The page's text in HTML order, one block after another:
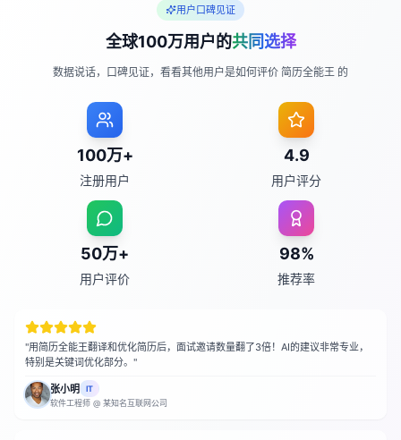
用户口碑见证
全球100万用户的共同选择
数据说话，口碑见证，看看其他用户是如何评价 简历全能王 的
100万+
注册用户
4.9
用户评分
50万+
用户评价
98%
推荐率
"用简历全能王翻译和优化简历后，面试邀请数量翻了3倍！AI的建议非常专业，
特别是关键词优化部分。 "
张小明
IT
软件工程师 @ 某知名互联网公司